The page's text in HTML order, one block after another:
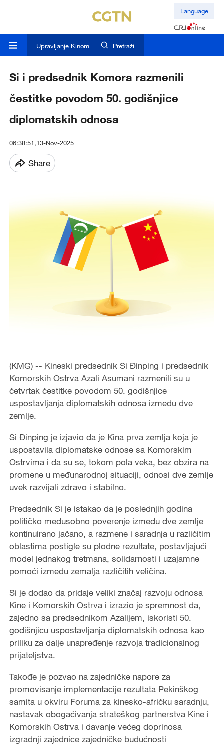
Language
Upravljanje Kinom Pretraži
Si i predsednik Komora razmenili
čestitke povodom 50. godišnjice
diplomatskih odnosa
06:38:51,13-Nov-2025
Share
(KMG) -- Kineski predsednik Si Đinping i predsednik
Komorskih Ostrva Azali Asumani razmenili su u
četvrtak čestitke povodom 50. godišnjice
uspostavljanja diplomatskih odnosa između dve
zemlje.
Si Đinping je izjavio da je Kina prva zemlja koja je
uspostavila diplomatske odnose sa Komorskim
Ostrvima i da su se, tokom pola veka, bez obzira na
promene u međunarodnoj situaciji, odnosi dve zemlje
uvek razvijali zdravo i stabilno.
Predsednik Si je istakao da je poslednjih godina
političko međusobno poverenje između dve zemlje
kontinuirano jačano, a razmene i saradnja u različitim
oblastima postigle su plodne rezultate, postavljajući
model jednakog tretmana, solidarnosti i uzajamne
pomoći između zemalja različitih veličina.
Si je dodao da pridaje veliki značaj razvoju odnosa
Kine i Komorskih Ostrva i izrazio je spremnost da,
zajedno sa predsednikom Azalijem, iskoristi 50.
godišnjicu uspostavljanja diplomatskih odnosa kao
priliku za dalje unapređenje razvoja tradicionalnog
prijateljstva.
Takođe je pozvao na zajedničke napore za
promovisanje implementacije rezultata Pekinškog
samita u okviru Foruma za kinesko-afričku saradnju,
nastavak obogaćivanja strateškog partnerstva Kine i
Komorskih Ostrva i davanje većeg doprinosa
izgradnji zajednice zajedničke budućnosti